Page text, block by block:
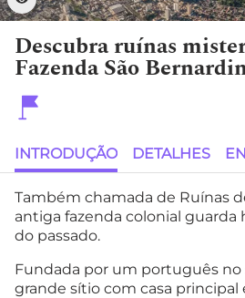
Descubra ruínas
Fazenda São
INTRODUÇÃO DETALHES
Também chamada de Ruínas
antiga fazenda colonial guarda
do passado.
Fundada por um português no
grande sítio com casa principal